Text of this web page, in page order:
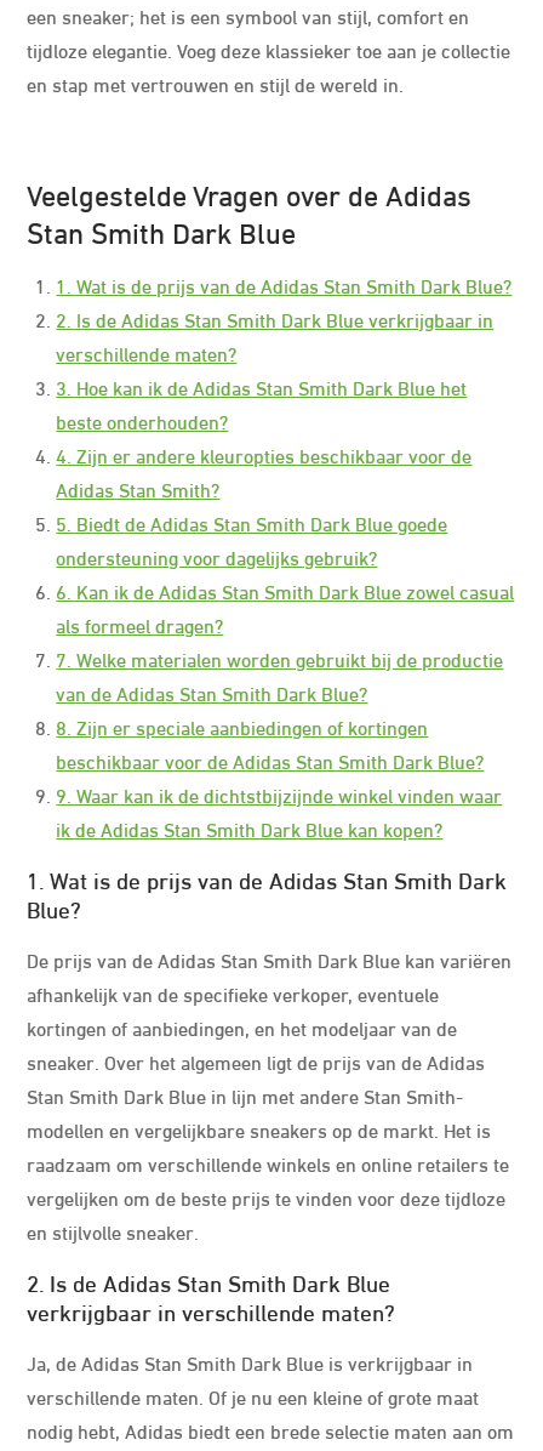
een sneaker; het is een symbool van stijl, comfort en
tijdloze elegantie. Voeg deze klassieker toe aan je collectie
en stap met vertrouwen en stijl de wereld in.
Veelgestelde Vragen over de Adidas
Stan Smith Dark Blue
1. Wat is de prijs van de Adidas Stan Smith Dark Blue?
2. Is de Adidas Stan Smith Dark Blue verkrijgbaar in
verschillende maten?
3. Hoe kan ik de Adidas Stan Smith Dark Blue het
beste onderhouden?
4. Zijn er andere kleuropties beschikbaar voor de
Adidas Stan Smith?
5. Biedt de Adidas Stan Smith Dark Blue goede
ondersteuning voor dagelijks gebruik?
6. Kan ik de Adidas Stan Smith Dark Blue zowel casual
als formeel dragen?
7. Welke materialen worden gebruikt bij de productie
van de Adidas Stan Smith Dark Blue?
8. Zijn er speciale aanbiedingen of kortingen
beschikbaar voor de Adidas Stan Smith Dark Blue?
9. Waar kan ik de dichtstbijzijnde winkel vinden waar
ik de Adidas Stan Smith Dark Blue kan kopen?
1. Wat is de prijs van de Adidas Stan Smith Dark
Blue?
De prijs van de Adidas Stan Smith Dark Blue kan variëren
afhankelijk van de specifieke verkoper, eventuele
kortingen of aanbiedingen, en het modeljaar van de
sneaker. Over het algemeen ligt de prijs van de Adidas
Stan Smith Dark Blue in lijn met andere Stan Smith-
modellen en vergelijkbare sneakers op de markt. Het is
raadzaam om verschillende winkels en online retailers te
vergelijken om de beste prijs te vinden voor deze tijdloze
en stijlvolle sneaker.
2. Is de Adidas Stan Smith Dark Blue
verkrijgbaar in verschillende maten?
Ja, de Adidas Stan Smith Dark Blue is verkrijgbaar in
verschillende maten. Of je nu een kleine of grote maat
nodig hebt, Adidas biedt een brede selectie maten aan om